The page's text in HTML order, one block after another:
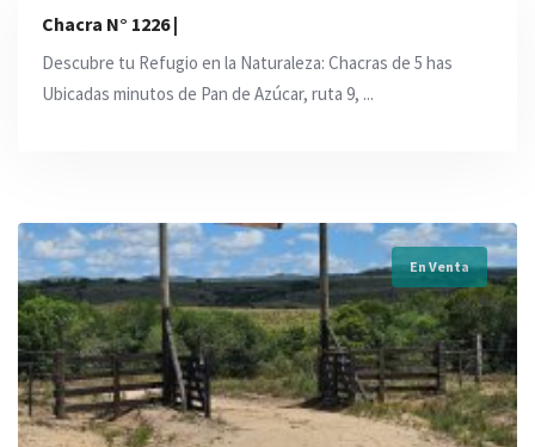
Chacra N° 1226 |
Descubre tu Refugio en la Naturaleza: Chacras de 5 has
Ubicadas minutos de Pan de Azúcar, ruta 9, ...
En Venta